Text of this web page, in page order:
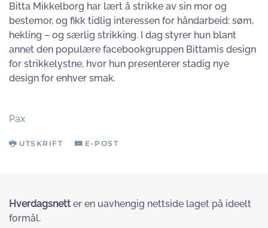
Bitta Mikkelborg har lært å strikke av sin mor og
bestemor, og fikk tidlig interessen for håndarbeid: søm,
hekling – og særlig strikking. I dag styrer hun blant
annet den populære facebookgruppen Bittamis design
for strikkelystne, hvor hun presenterer stadig nye
design for enhver smak.
Pax
UTSKRIFT E-POST
Hverdagsnett er en uavhengig nettside laget på ideelt
formål.